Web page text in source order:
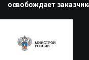
освобождает